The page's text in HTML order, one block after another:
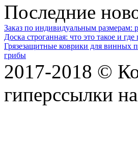
Последние
Заказ по индивидуальным размерам:
Доска строганная: что это такое и
Грязезащитные коврики для винных
грибы
2017-2018 ©
гиперссылки